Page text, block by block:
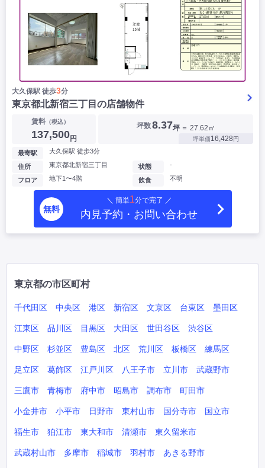
大久保駅 徒歩3分
東京都北新宿三丁目の店舗物件
賃料（税込）
137,500円
坪数8.37坪 ＝ 27.62㎡
坪単価16,428円
最寄駅 大久保駅 徒歩3分
住所 東京都北新宿三丁目
フロア 地下1〜4階
状態 -
飲食 不明
無料
＼ 簡単1分で完了 ／
内見予約・お問い合わせ
東京都の市区町村
千代田区 中央区 港区 新宿区 文京区 台東区 墨田区
江東区 品川区 目黒区 大田区 世田谷区 渋谷区
中野区 杉並区 豊島区 北区 荒川区 板橋区 練馬区
足立区 葛飾区 江戸川区 八王子市 立川市 武蔵野市
三鷹市 青梅市 府中市 昭島市 調布市 町田市
小金井市 小平市 日野市 東村山市 国分寺市 国立市
福生市 狛江市 東大和市 清瀬市 東久留米市
武蔵村山市 多摩市 稲城市 羽村市 あきる野市